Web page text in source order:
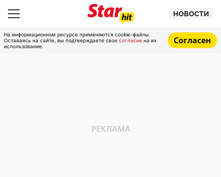
НОВОСТИ
На информационном ресурсе применяются cookie-файлы.
Оставаясь на сайте, вы подтверждаете свое согласие на их
использование.
Согласен